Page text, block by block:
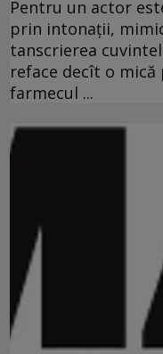
Pentru un actor
prin intonaţii,
tanscrierea
reface decît o
farmecul ...